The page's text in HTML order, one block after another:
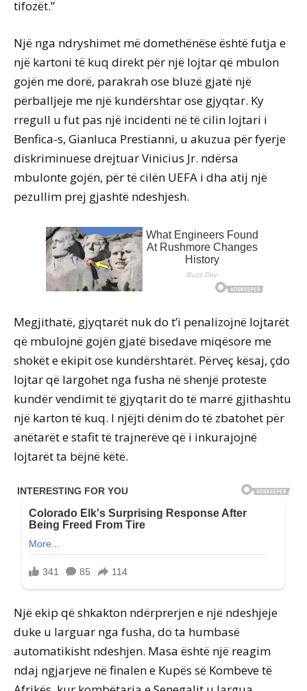
tifozët.”
Një nga ndryshimet më domethënëse është futja e
një kartoni të kuq direkt për një lojtar që mbulon
gojën me dorë, parakrah ose bluzë gjatë një
përballjeje me një kundërshtar ose gjyqtar. Ky
rregull u fut pas një incidenti në të cilin lojtari i
Benfica-s, Gianluca Prestianni, u akuzua për fyerje
diskriminuese drejtuar Vinicius Jr. ndërsa
mbulonte gojën, për të cilën UEFA i dha atij një
pezullim prej gjashtë ndeshjesh.
Megjithatë, gjyqtarët nuk do t’i penalizojnë lojtarët
që mbulojnë gojën gjatë bisedave miqësore me
shokët e ekipit ose kundërshtarët. Përveç kësaj, çdo
lojtar që largohet nga fusha në shenjë proteste
kundër vendimit të gjyqtarit do të marrë gjithashtu
një karton të kuq. I njëjti dënim do të zbatohet për
anëtarët e stafit të trajnerëve që i inkurajojnë
lojtarët ta bëjnë këtë.
Një ekip që shkakton ndërprerjen e një ndeshjeje
duke u larguar nga fusha, do ta humbasë
automatikisht ndeshjen. Masa është një reagim
ndaj ngjarjeve në finalen e Kupës së Kombeve të